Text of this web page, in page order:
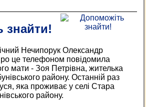
знайти!
Нечипорук Олександр
це телефоном повідомила
мати - Зоя Петрівна, жителька
району. Останній раз
яка проживає у селі Стара
району.